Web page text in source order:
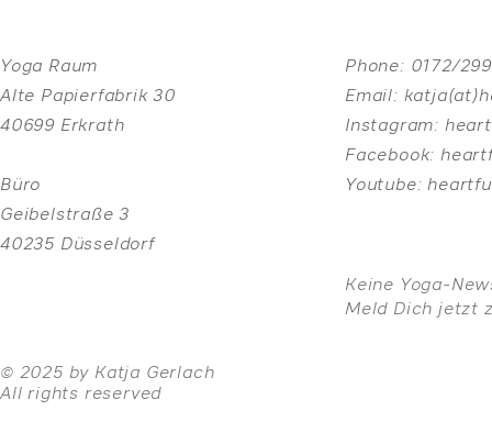
Yoga Raum
Alte Papierfabrik 30
40699 Erkrath
Büro
Geibelstraße 3
40235 Düsseldorf
Phone: 0172/
Email:
Instagram:
Facebook:
Youtube:
© 2025 by Katja Gerlach
All rights reserved
Keine Yoga-
Meld Dich jetzt